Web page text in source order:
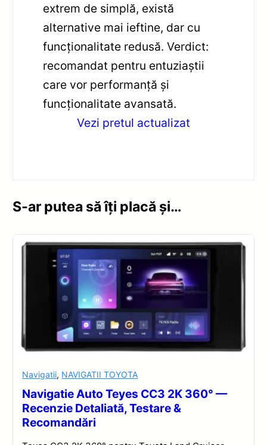
extrem de simplă, există
alternative mai ieftine, dar cu
funcționalitate redusă. Verdict:
recomandat pentru entuziaștii
care vor performanță și
funcționalitate avansată.
Vezi pretul actualizat
S-ar putea să îți placă și…
Navigatii, NAVIGATII TOYOTA
Navigatie Auto Teyes CC3 2K 360° —
Recenzie Detaliată, Testare &
Recomandări